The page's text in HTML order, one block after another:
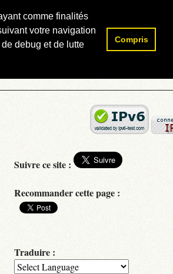
comme finalités
votre navigation
debug et de lutte
Compris
Rechercher :
Suivre ce site :
Recommander cette page :
Traduire :